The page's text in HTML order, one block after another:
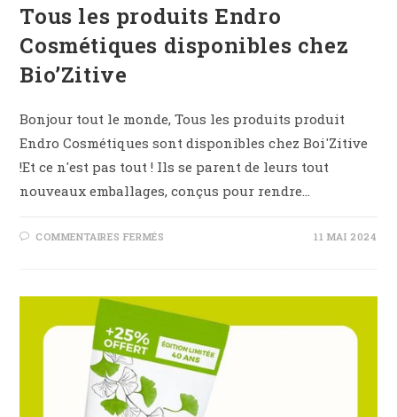
Tous les produits Endro
Cosmétiques disponibles chez
Bio’Zitive
Bonjour tout le monde, Tous les produits produit
Endro Cosmétiques sont disponibles chez Boi'Zitive
!Et ce n'est pas tout ! Ils se parent de leurs tout
nouveaux emballages, conçus pour rendre…
COMMENTAIRES FERMÉS
COSMÉTIQUES
CHEZ
BIO’ZITIVE
11 MAI 2024